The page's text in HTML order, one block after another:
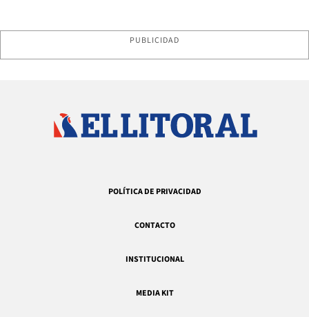
PUBLICIDAD
POLÍTICA DE PRIVACIDAD
CONTACTO
INSTITUCIONAL
MEDIA KIT